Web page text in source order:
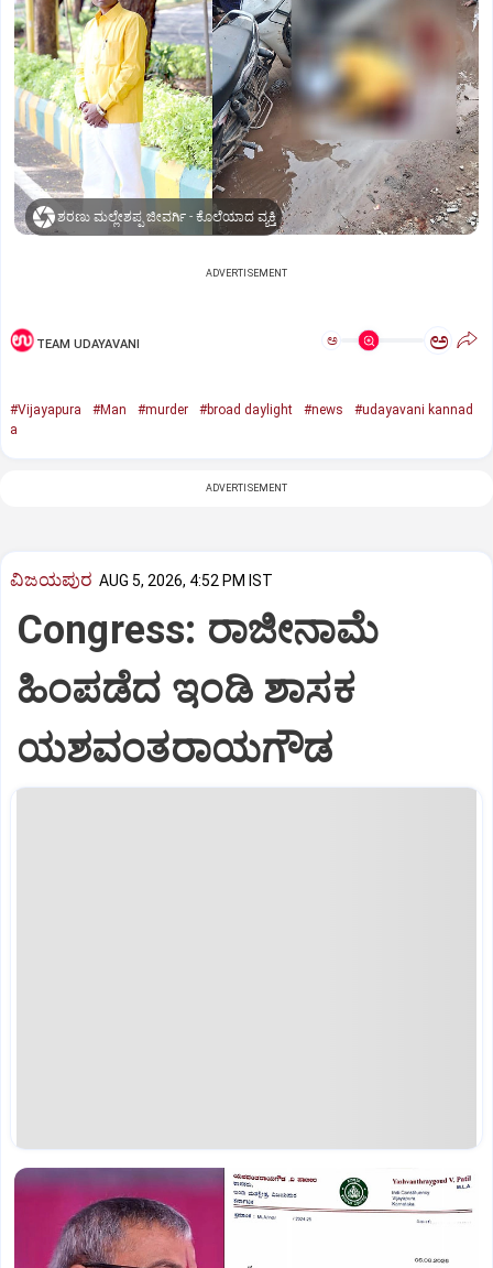
ಶರಣು ಮಲ್ಲೇಶಪ್ಪ ಜೀವರ್ಗಿ - ಕೊಲೆಯಾದ ವ್ಯಕ್ತಿ
ADVERTISEMENT
TEAM UDAYAVANI ಅ ಅ
#Vijayapura #Man #murder #broad daylight #news
#udayavani kannad
a
ADVERTISEMENT
ವಿಜಯಪುರ AUG 5, 2026, 4:52 PM IST
Congress: ರಾಜೀನಾಮೆ
ಹಿಂಪಡೆದ ಇಂಡಿ ಶಾಸಕ
ಯಶವಂತರಾಯಗೌಡ